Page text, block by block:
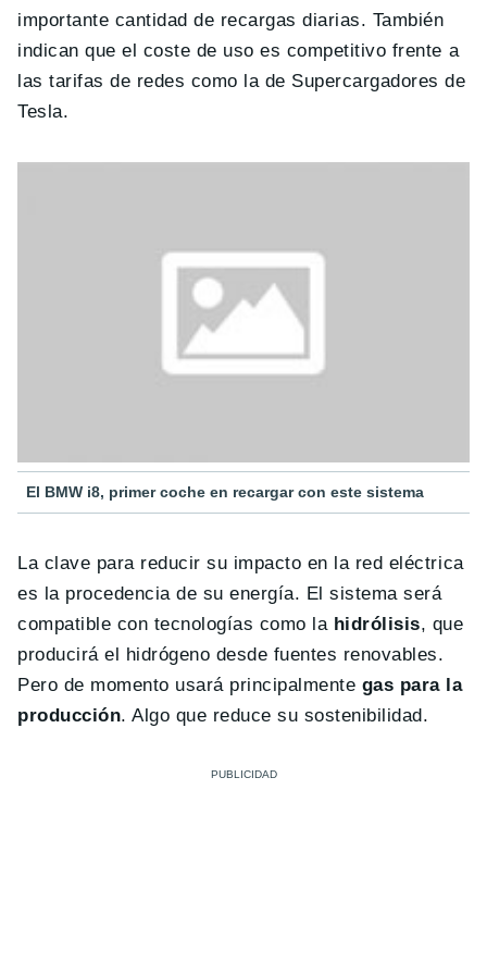
importante cantidad de recargas diarias. También
indican que el coste de uso es competitivo frente a
las tarifas de redes como la de Supercargadores de
Tesla.
El BMW i8, primer coche en recargar con este sistema
La clave para reducir su impacto en la red eléctrica
es la procedencia de su energía. El sistema será
compatible con tecnologías como la hidrólisis, que
producirá el hidrógeno desde fuentes renovables.
Pero de momento usará principalmente gas para la
producción. Algo que reduce su sostenibilidad.